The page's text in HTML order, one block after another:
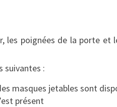
les poignées de la porte et
suivantes :
masques jetables sont
présent